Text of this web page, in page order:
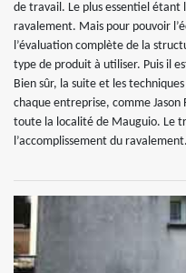
de travail. Le plus essentiel étant
ravalement. Mais pour pouvoir
l’évaluation complète de la
type de produit à utiliser. Puis il
Bien sûr, la suite et les
chaque entreprise, comme
toute la localité de Mauguio. Le
l’accomplissement du ravalement.